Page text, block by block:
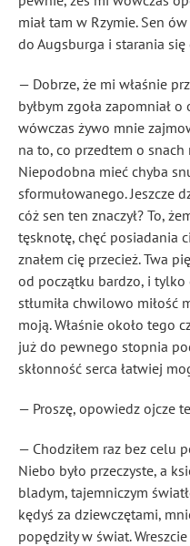
miał tam w Rzymie. Sen
do Augsburga i starania się
— Dobrze, że mi właśnie
byłbym zgoła zapomniał
wówczas żywo mnie
na to, co przedtem o snach
Niepodobna mieć chyba
sformułowanego. Jeszcze
cóż sen ten znaczył? To,
tęsknotę, chęć posiadania
znałem cię przecież. Twa
od początku bardzo, i
stłumiła chwilowo miłość
moją. Właśnie około tego
już do pewnego stopnia
skłonność serca łatwiej
— Proszę, opowiedz ojcze
— Chodziłem raz bez celu
Niebo było przeczyste, a
bladym, tajemniczym
kędyś za dziewczętami,
popędziły w świat.